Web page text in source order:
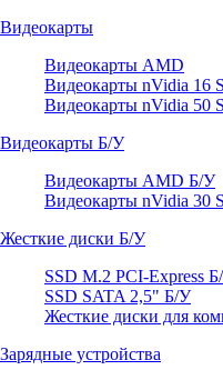
Видеокарты
Видеокарты AMD
Видеокарты nVidia 16
Видеокарты nVidia 50
Видеокарты Б/У
Видеокарты AMD Б/У
Видеокарты nVidia 30
Жесткие диски Б/У
SSD M.2 PCI-Express
SSD SATA 2,5" Б/У
Жесткие диски для
Зарядные устройства